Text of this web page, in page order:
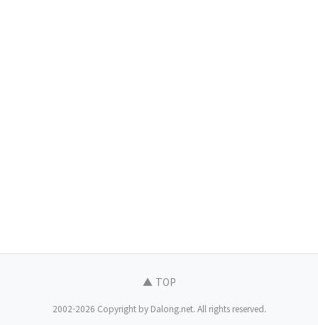
▲ TOP
2002-2026 Copyright by Dalong.net. All rights reserved.